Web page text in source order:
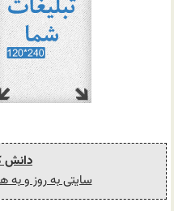
دانش
سایتی به روز و به